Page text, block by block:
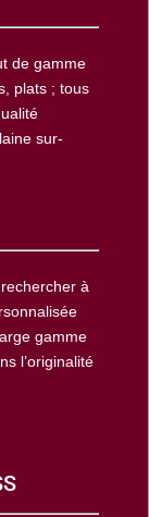
de gamme
plats ; tous
sur-
à
gamme
l’originalité